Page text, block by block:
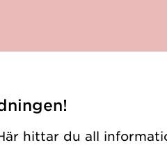
hittar du all